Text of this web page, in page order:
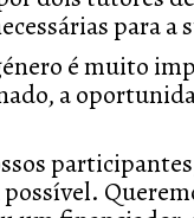
para a
é muito
a